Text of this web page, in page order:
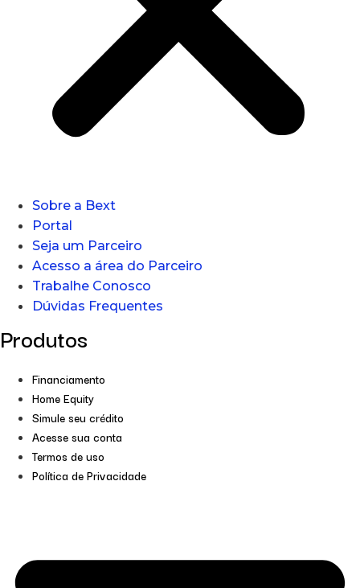
Sobre a Bext
Portal
Seja um Parceiro
Acesso a área do Parceiro
Trabalhe Conosco
Dúvidas Frequentes
Produtos
Financiamento
Home Equity
Simule seu crédito
Acesse sua conta
Termos de uso
Política de Privacidade